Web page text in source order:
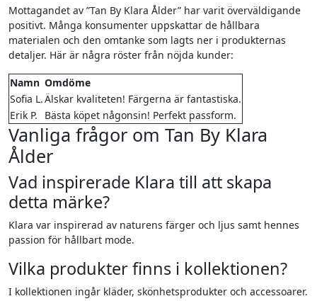
Mottagandet av ”Tan By Klara Ålder” har varit överväldigande
positivt. Många konsumenter uppskattar de hållbara
materialen och den omtanke som lagts ner i produkternas
detaljer. Här är några röster från nöjda kunder:
Namn Omdöme
Sofia L.Älskar kvaliteten! Färgerna är fantastiska.
Erik P.
Bästa köpet någonsin! Perfekt passform.
Vanliga frågor om Tan By Klara
Ålder
Vad inspirerade Klara till att skapa
detta märke?
Klara var inspirerad av naturens färger och ljus samt hennes
passion för hållbart mode.
Vilka produkter finns i kollektionen?
I kollektionen ingår kläder, skönhetsprodukter och accessoarer.